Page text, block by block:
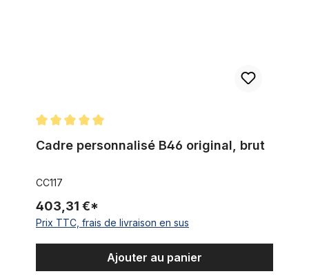
Cadre personnalisé B46 original, brut
CC117
403,31 €*
Prix TTC, frais de livraison en sus
Ajouter au panier